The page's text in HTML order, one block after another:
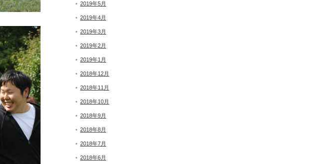
2019年5月
2019年4月
2019年3月
2019年2月
2019年1月
2018年12月
2018年11月
2018年10月
2018年9月
2018年8月
2018年7月
2018年6月